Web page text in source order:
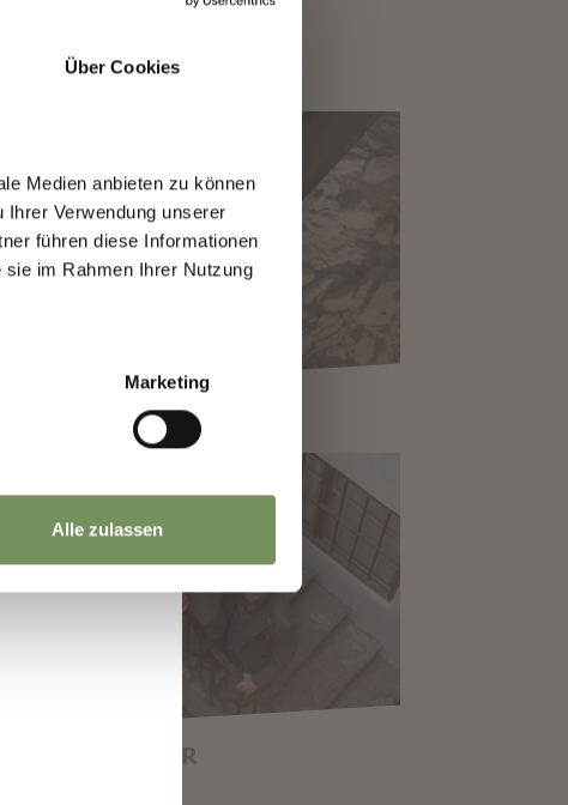
Über Cookies
Medien anbieten zu können
Verwendung unserer
führen diese Informationen
im Rahmen Ihrer Nutzung
Marketing
Alle zulassen
PASSERWASSER, RUEDI BAUR
TREPPENHÄUSER